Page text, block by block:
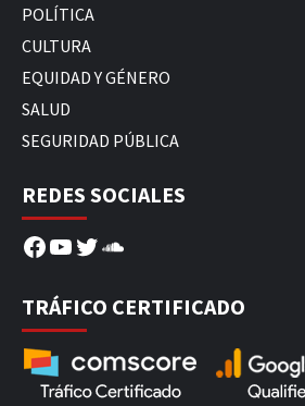
POLÍTICA
CULTURA
EQUIDAD Y GÉNERO
SALUD
SEGURIDAD PÚBLICA
REDES SOCIALES
Facebook
YouTube
Twitter
SoundCloud
TRÁFICO CERTIFICADO